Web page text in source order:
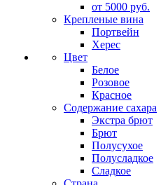
от 5000 руб.
Крепленые вина
Портвейн
Херес
Цвет
Белое
Розовое
Красное
Содержание сахара
Экстра брют
Брют
Полусухое
Полусладкое
Сладкое